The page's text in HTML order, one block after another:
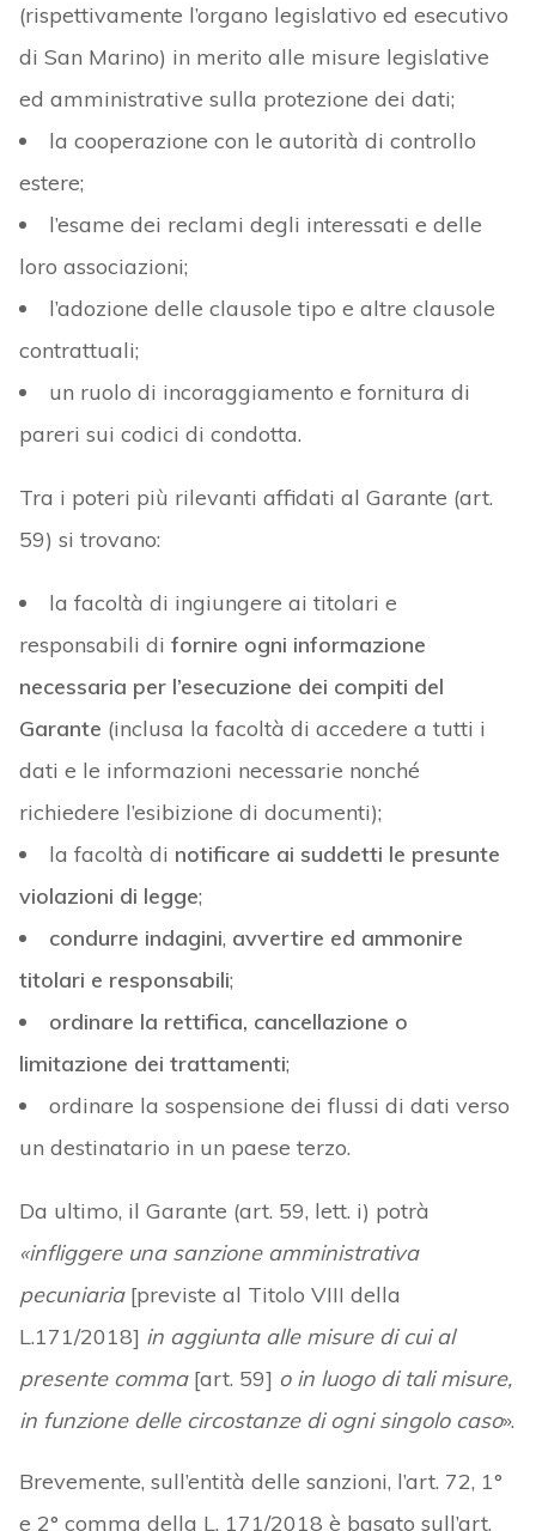
(rispettivamente l’organo legislativo ed esecutivo
di San Marino) in merito alle misure legislative
ed amministrative sulla protezione dei dati;
la cooperazione con le autorità di controllo
estere;
l’esame dei reclami degli interessati e delle
loro associazioni;
l’adozione delle clausole tipo e altre clausole
contrattuali;
un ruolo di incoraggiamento e fornitura di
pareri sui codici di condotta.
Tra i poteri più rilevanti affidati al Garante (art.
59) si trovano:
la facoltà di ingiungere ai titolari e
responsabili di fornire ogni informazione
necessaria per l’esecuzione dei compiti del
Garante (inclusa la facoltà di accedere a tutti i
dati e le informazioni necessarie nonché
richiedere l’esibizione di documenti);
la facoltà di notificare ai suddetti le presunte
violazioni di legge;
condurre indagini, avvertire ed ammonire
titolari e responsabili;
ordinare la rettifica, cancellazione o
limitazione dei trattamenti;
ordinare la sospensione dei flussi di dati verso
un destinatario in un paese terzo.
Da ultimo, il Garante (art. 59, lett. i) potrà
«infliggere una sanzione amministrativa
pecuniaria [previste al Titolo VIII della
L.171/2018] in aggiunta alle misure di cui al
presente comma [art. 59] o in luogo di tali misure,
in funzione delle circostanze di ogni singolo caso».
Brevemente, sull’entità delle sanzioni, l’art. 72, 1°
e 2° comma della L. 171/2018 è basato sull’art.